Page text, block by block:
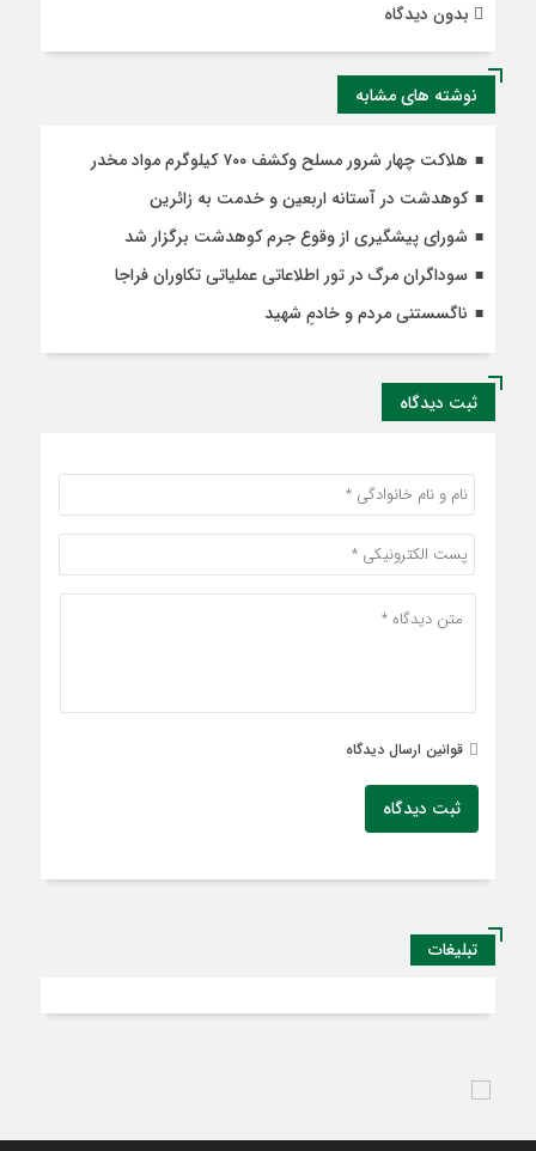
بدون دیدگاه
نوشته های مشابه
هلاکت چهار شرور مسلح وکشف ۷۰۰ کیلوگرم مواد مخدر
کوهدشت در آستانه اربعین و خدمت‌ به زائرین
شورای پیشگیری از وقوع جرم کوهدشت برگزار شد
سوداگران مرگ در تور اطلاعاتی عملیاتی تکاوران فراجا
ناگسستنی مردم و خادمِ شهید
ثبت دیدگاه
قوانین ارسال دیدگاه
ثبت دیدگاه
تبلیغات